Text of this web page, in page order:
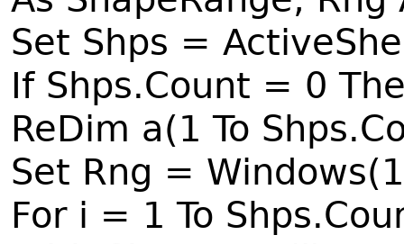
Set Shps =
If Shps.Count = 0
ReDim a(1 To
Set Rng =
For i = 1 To